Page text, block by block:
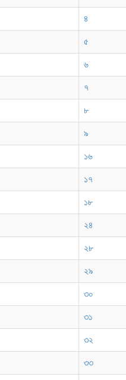
৪
৫
৬
৭
৮
৯
১৬
১৭
১৮
২৪
২৮
২৯
৩০
৩১
৩২
৩৩